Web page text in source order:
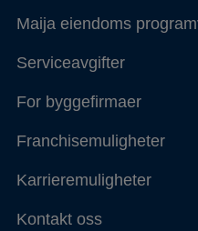
Maija eiendoms
Serviceavgifter
For byggefirmaer
Franchisemuligheter
Karrieremuligheter
Kontakt oss